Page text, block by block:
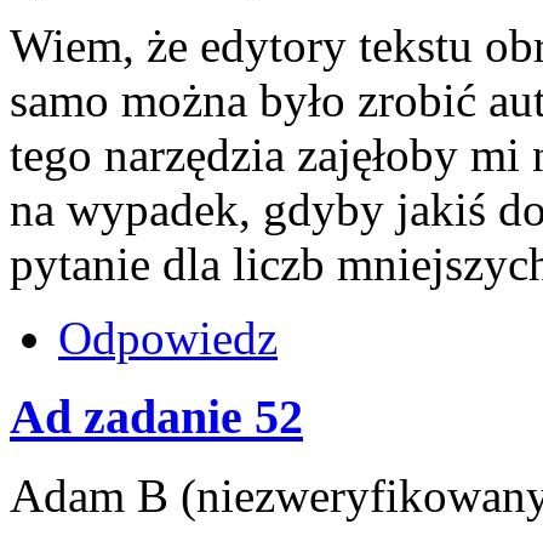
Wiem, że edytory tekstu
samo można było zrobić
tego narzędzia zajęłoby
na wypadek, gdyby jakiś
pytanie dla liczb
Odpowiedz
Ad zadanie 52
Adam B